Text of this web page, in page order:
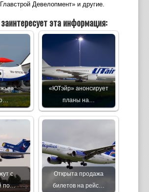
Девелопмент» и другие.
эта информация:
«ЮТэйр» анонсирует
планы на…
с
по…
Открыта продажа
билетов на рейс…